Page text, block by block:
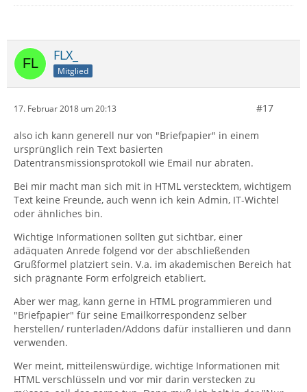
FLX_
Mitglied
17. Februar 2018 um 20:13 #17
also ich kann generell nur von "Briefpapier" in einem
ursprünglich rein Text basierten
Datentransmissionsprotokoll wie Email nur abraten.
Bei mir macht man sich mit in HTML verstecktem, wichtigem
Text keine Freunde, auch wenn ich kein Admin, IT-Wichtel
oder ähnliches bin.
Wichtige Informationen sollten gut sichtbar, einer
adäquaten Anrede folgend vor der abschließenden
Grußformel platziert sein. V.a. im akademischen Bereich hat
sich prägnante Form erfolgreich etabliert.
Aber wer mag, kann gerne in HTML programmieren und
"Briefpapier" für seine Emailkorrespondenz selber
herstellen/ runterladen/Addons dafür installieren und dann
verwenden.
Wer meint, mitteilenswürdige, wichtige Informationen mit
HTML verschlüsseln und vor mir darin verstecken zu